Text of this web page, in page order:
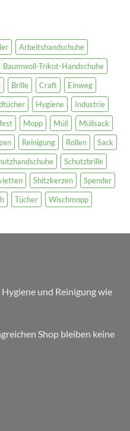
Arbeitshandschuhe
Baumwoll-Trikot-Handschuhe
Brille Craft
Einweg
Hygiene
Industrie
Mopp Müll
Müllsack
Reinigung Rollen
Sack
Schutzbrille
Shitzkerzen
Spender
Tücher Wischmopp
und Reinigung wie
Shop bleiben keine